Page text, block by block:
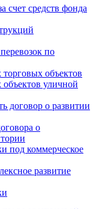
счет средств фонда
по
объектов
уличной
договор о развитии
о
под коммерческое
развитие